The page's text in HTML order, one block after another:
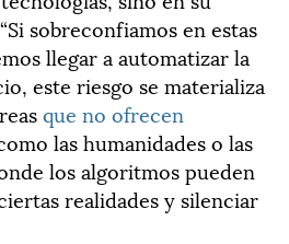
sobreconfiamos en estas
llegar a automatizar la
este riesgo se materializa
que no ofrecen
las humanidades o las
los algoritmos pueden
realidades y silenciar